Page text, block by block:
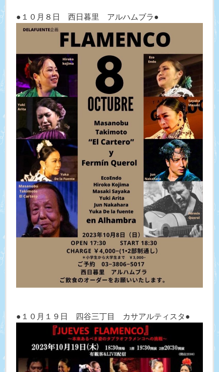
●１０月８日 西日暮里 アルハムブラ●
●１０月１９日 四谷三丁目 カサアルティスタ●